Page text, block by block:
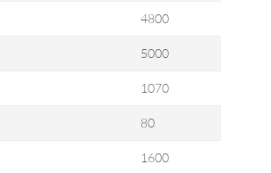
4800
5000
1070
80
1600